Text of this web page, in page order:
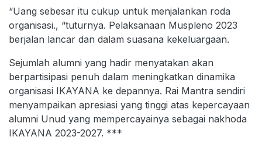
“Uang sebesar itu cukup untuk menjalankan roda
organisasi., “tuturnya. Pelaksanaan Muspleno 2023
berjalan lancar dan dalam suasana kekeluargaan.
Sejumlah alumni yang hadir menyatakan akan
berpartisipasi penuh dalam meningkatkan dinamika
organisasi IKAYANA ke depannya. Rai Mantra sendiri
menyampaikan apresiasi yang tinggi atas kepercayaan
alumni Unud yang mempercayainya sebagai nakhoda
IKAYANA 2023-2027. ***